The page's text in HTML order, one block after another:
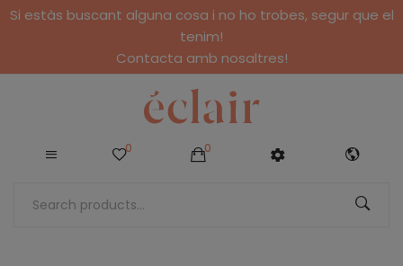
Si estàs buscant alguna cosa i no ho trobes, segur que el
tenim!
Contacta amb nosaltres!
0 0